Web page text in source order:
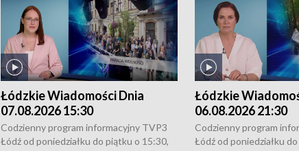
Łódzkie Wiadomości Dnia
07.08.2026 15:30
Codzienny program informacyjny TVP3
Łódź od poniedziałku do piątku o 15:30,
Łódzkie
06.08.2026 21:30
Codzienny program
Łódź od poniedziałku